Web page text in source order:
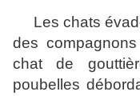
Les chats
des
chat de
poubelles